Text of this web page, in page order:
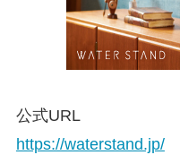
公式URL
https://waterstand.jp/